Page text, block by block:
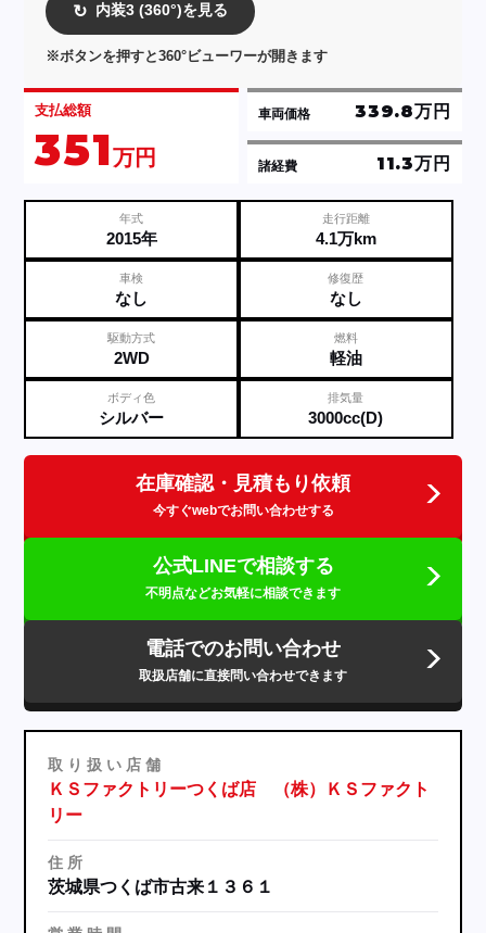
↻ 内装3 (360°)を見る
※ボタンを押すと360°ビューワーが開きます
支払総額
351万円 諸経費 11.3万円
車両価格 339.8万円
年式
2015年
走行距離
4.1万km
車検
なし
修復歴
なし
駆動方式
2WD
燃料
軽油
ボディ色
シルバー
排気量
3000cc(D)
在庫確認・見積もり依頼
今すぐwebでお問い合わせする
公式LINEで相談する
不明点などお気軽に相談できます
電話でのお問い合わせ
取扱店舗に直接問い合わせできます
取 り 扱 い 店 舗
ＫＳファクトリーつくば店 （株）ＫＳファクト
リー
住 所
茨城県つくば市古来１３６１